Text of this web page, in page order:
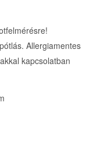
Allergiamentes
kapcsolatban